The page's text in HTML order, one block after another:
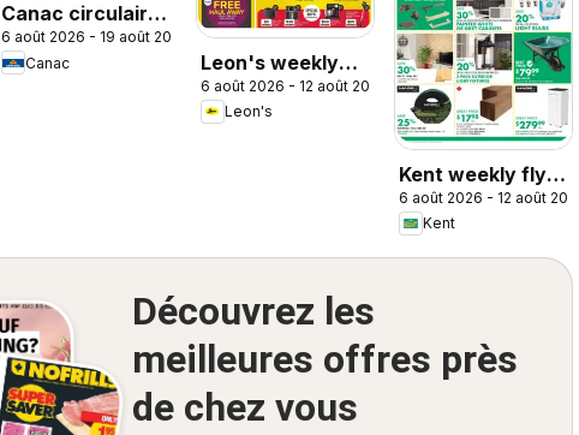
Canac circulaire
- Retour à l'école
6 août 2026 - 19 août 2026
Canac
Leon's weekly
flyer / circulaire
6 août 2026 - 12 août 2026
Leon's
Kent weekly flyer
/ circulaire
6 août 2026 - 12 août 2026
Kent
Découvrez les
meilleures offres près
de chez vous